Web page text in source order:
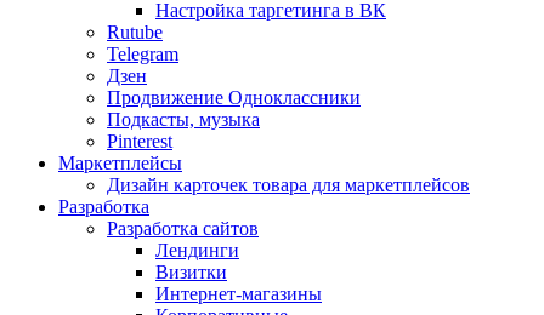
Настройка таргетинга в ВК
Rutube
Telegram
Дзен
Продвижение Одноклассники
Подкасты, музыка
Pinterest
Маркетплейсы
Дизайн карточек товара для маркетплейсов
Разработка
Разработка сайтов
Лендинги
Визитки
Интернет-магазины